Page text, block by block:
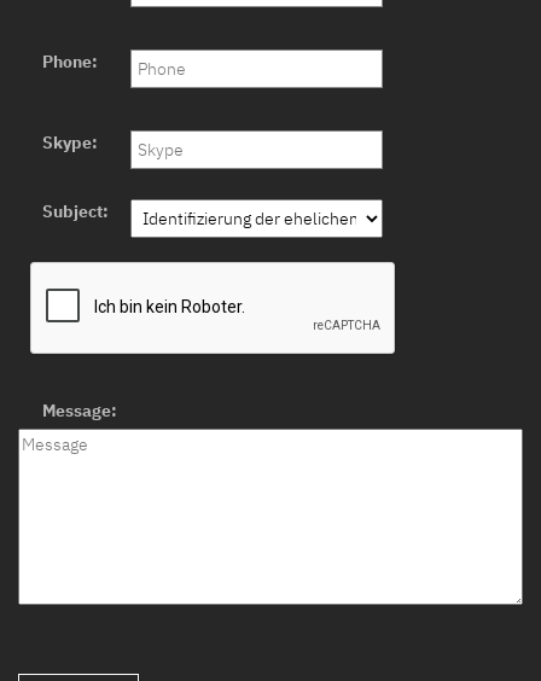
Phone:
Skype:
Subject:
Message: